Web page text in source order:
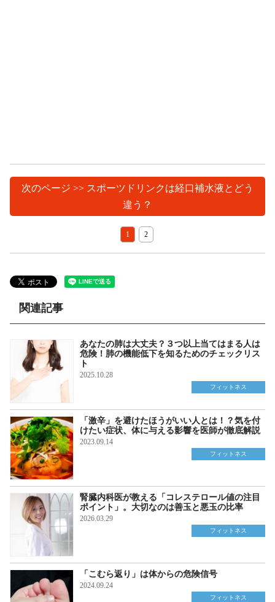
次のページ >> スポーツドリンクは経口補水液とどう
違う？
1 2
関連記事
あなたの肺は大丈夫？３つ以上当てはまる人は
危険！肺の機能低下を知るためのチェックリス
ト
2025.10.28
フィットネス
「激辛」を避けたほうがいい人とは！？気を付
けたい症状、体に与える影響を医師が徹底解説
2023.09.14
フィットネス
腎臓内科医が教える「コレステロール値の注目
ポイント」。大切なのは善玉と悪玉の比率
2026.03.29
フィットネス
「こむら返り」は体からの危険信号
2024.09.24
フィットネス